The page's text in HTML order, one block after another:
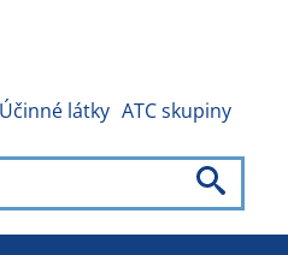
Účinné látky ATC skupiny